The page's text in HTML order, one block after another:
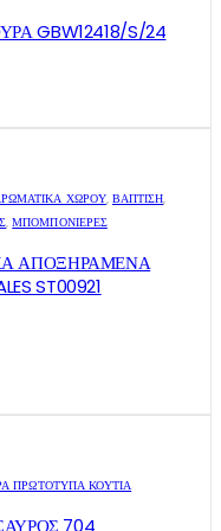
GBW12418/S/24
ΧΏΡΟΥ, ΒΑΠΤΙΣΗ,
,ΜΠΟΜΠΟΝΙΈΡΕΣ
ΑΠΟΞΗΡΑΜΕΝΑ
ST00921
ΠΡΩΤΌΤΥΠΑ ΚΟΥΤΙΆ
704